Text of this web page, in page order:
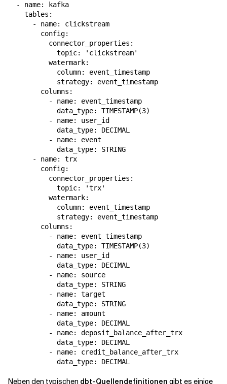
  - name: kafka
    tables:
      - name: clickstream
        config:
          connector_properties:
            topic: 'clickstream'
          watermark:
            column: event_timestamp
            strategy: event_timestamp
        columns:
          - name: event_timestamp
            data_type: TIMESTAMP(3)
          - name: user_id
            data_type: DECIMAL
          - name: event
            data_type: STRING
      - name: trx
        config:
          connector_properties:
            topic: 'trx'
          watermark:
            column: event_timestamp
            strategy: event_timestamp
        columns:
          - name: event_timestamp
            data_type: TIMESTAMP(3)
          - name: user_id
            data_type: DECIMAL
          - name: source
            data_type: STRING
          - name: target
            data_type: STRING
          - name: amount
            data_type: DECIMAL
          - name: deposit_balance_after_trx
            data_type: DECIMAL
          - name: credit_balance_after_trx
            data_type: DECIMAL
Neben den typischen dbt-Quellendefinitionen gibt es einige